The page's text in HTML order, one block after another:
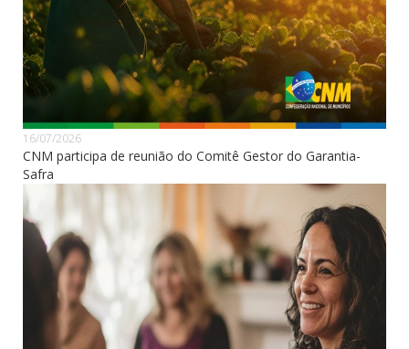
16/07/2026
CNM participa de reunião do Comitê Gestor do Garantia-
Safra